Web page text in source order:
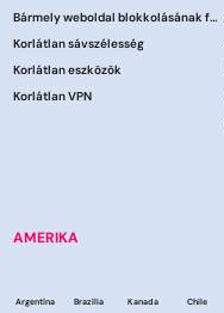
Bármely weboldal blokkolásának feloldása
Korlátlan sávszélesség
Korlátlan eszközök
Korlátlan VPN
AMERIKA
Argentína Brazília Kanada Chile